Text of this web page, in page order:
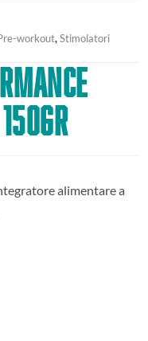
workout,Stimolatori
alimentare a